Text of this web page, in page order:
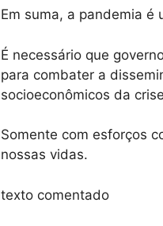
Em suma, a pandemia
É necessário que
para combater a
socioeconômicos da
Somente com esforços
nossas vidas.
texto comentado